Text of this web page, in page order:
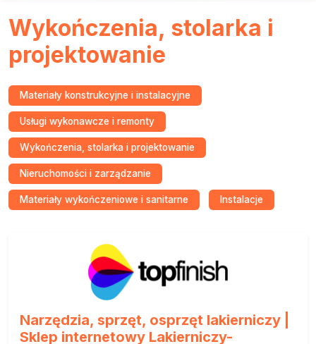
Wykończenia, stolarka i
projektowanie
Materiały konstrukcyjne i instalacyjne
Usługi wykonawcze i remonty
Wykończenia, stolarka i projektowanie
Nieruchomości i zarządzanie
Materiały wykończeniowe i sanitarne Instalacje
Narzędzia, sprzęt, osprzęt lakierniczy |
Sklep internetowy Lakierniczy-